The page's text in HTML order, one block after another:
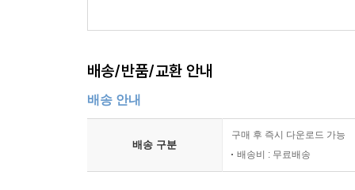
배송/반품/교환 안내
배송 안내
배송 구분
구매 후 즉시 다운로드 가능
배송비 : 무료배송